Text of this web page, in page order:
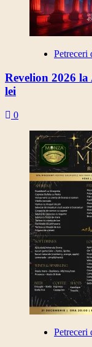
Petreceri
Revelion 2026
lei
0
Petreceri